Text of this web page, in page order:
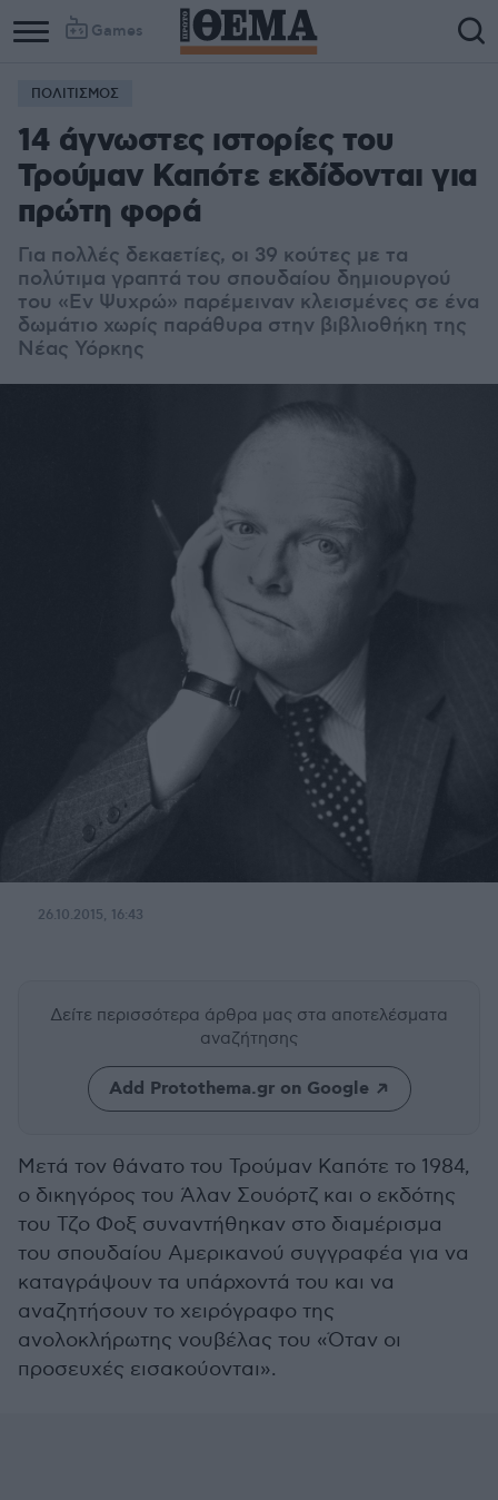
Games
1
2
ΠΟΛΙΤΙΣΜΟΣ
14 άγνωστες ιστορίες του
Τρούμαν Καπότε εκδίδονται για
πρώτη φορά
Για πολλές δεκαετίες, οι 39 κούτες με τα
πολύτιμα γραπτά του σπουδαίου δημιουργού
του «Εν Ψυχρώ» παρέμειναν κλεισμένες σε ένα
δωμάτιο χωρίς παράθυρα στην βιβλιοθήκη της
Νέας Υόρκης
26.10.2015, 16:43
Δείτε περισσότερα άρθρα μας στα αποτελέσματα
αναζήτησης
Add Protothema.gr on Google
Μετά τον θάνατο του Τρούμαν Καπότε το 1984,
ο δικηγόρος του Άλαν Σουόρτζ και ο εκδότης
του Τζο Φοξ συναντήθηκαν στο διαμέρισμα
του σπουδαίου Αμερικανού συγγραφέα για να
καταγράψουν τα υπάρχοντά του και να
αναζητήσουν το χειρόγραφο της
ανολοκλήρωτης νουβέλας του «Όταν οι
προσευχές εισακούονται».